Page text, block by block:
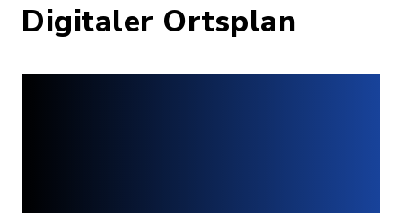
Digitaler Ortsplan